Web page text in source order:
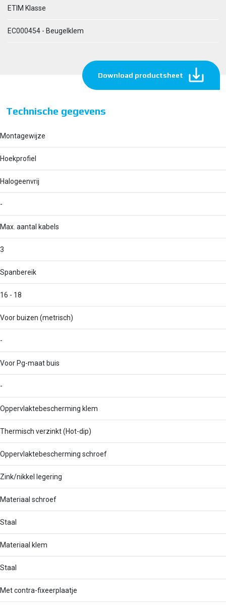
ETIM Klasse
EC000454 - Beugelklem
Download productsheet
Technische gegevens
Montagewijze
Hoekprofiel
Halogeenvrij
-
Max. aantal kabels
3
Spanbereik
16 - 18
Voor buizen (metrisch)
-
Voor Pg-maat buis
-
Oppervlaktebescherming klem
Thermisch verzinkt (Hot-dip)
Oppervlaktebescherming schroef
Zink/nikkel legering
Materiaal schroef
Staal
Materiaal klem
Staal
Met contra-fixeerplaatje